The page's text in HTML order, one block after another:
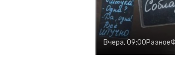
Вчера, 09:00Разное